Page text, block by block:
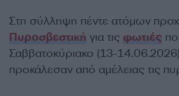
Στη σύλληψη πέντε ατόμων
Πυροσβεστική για τις φωτιές
Σαββατοκύριακο (13-14.06.2026)
προκάλεσαν από αμέλειας τις